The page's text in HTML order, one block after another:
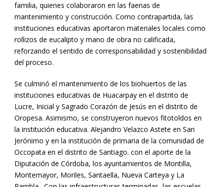
familia, quienes colaboraron en las faenas de
mantenimiento y construcción. Como contrapartida, las
instituciones educativas aportaron materiales locales como
rollizos de eucalipto y mano de obra no calificada,
reforzando el sentido de corresponsabilidad y sostenibilidad
del proceso.
Se culminó el mantenimiento de los biohuertos de las
instituciones educativas de Huacarpay en el distrito de
Lucre, Inicial y Sagrado Corazón de Jesús en el distrito de
Oropesa. Asimismo, se construyeron nuevos fitotoldos en
la institución educativa. Alejandro Velazco Astete en San
Jerónimo y en la institución de primaria de la comunidad de
Occopata en el distrito de Santiago. con el aporte de la
Diputación de Córdoba, los ayuntamientos de Montilla,
Montemayor, Moriles, Santaella, Nueva Carteya y La